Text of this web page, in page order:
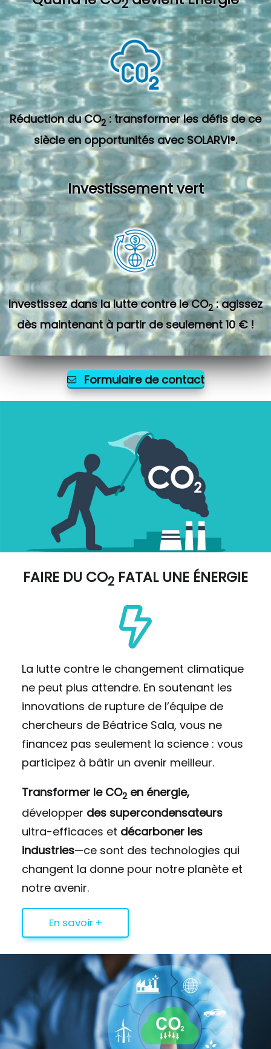
2
Réduction du CO2 : transformer les défis de ce
siècle en opportunités avec SOLARVI®.
Investissement vert
Investissez dans la lutte contre le CO2 : agissez
dès maintenant à partir de seulement 10 € !
Formulaire de contact
FAIRE DU CO2 FATAL UNE ÉNERGIE
La lutte contre le changement climatique
ne peut plus attendre. En soutenant les
innovations de rupture de l’équipe de
chercheurs de Béatrice Sala, vous ne
financez pas seulement la science : vous
participez à bâtir un avenir meilleur.
Transformer le CO2 en énergie,
développer des supercondensateurs
ultra-efficaces et décarboner les
industries—ce sont des technologies qui
changent la donne pour notre planète et
notre avenir.
En savoir +